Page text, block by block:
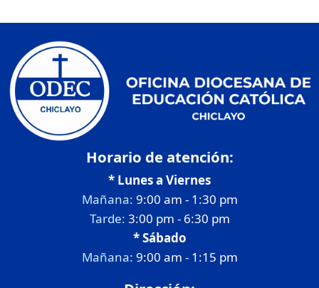
Horario de atención:
* Lunes a Viernes
Mañana: 9:00 am - 1:30 pm
Tarde: 3:00 pm - 6:30 pm
* Sábado
Mañana: 9:00 am - 1:15 pm